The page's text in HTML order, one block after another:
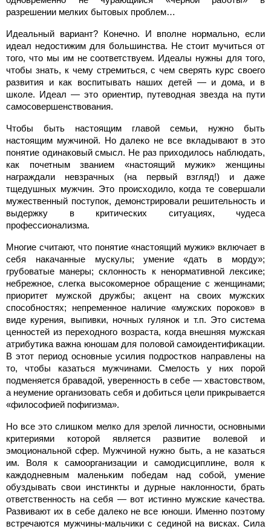
разрешении мелких бытовых проблем…
Идеальный вариант? Конечно. И вполне нормально, если
идеал недостижим для большинства. Не стоит мучиться от
того, что мы им не соответствуем. Идеалы нужны для того,
чтобы знать, к чему стремиться, с чем сверять курс своего
развития и как воспитывать наших детей — и дома, и в
школе. Идеал — это ориентир, путеводная звезда на пути
самосовершенствования.
Чтобы быть настоящим главой семьи, нужно быть
настоящим мужчиной. Но далеко не все вкладывают в это
понятие одинаковый смысл. Не раз приходилось наблюдать,
как почетным званием «настоящий мужик» женщины
награждали невзрачных (на первый взгляд!) и даже
тщедушных мужчин. Это происходило, когда те совершали
мужественный поступок, демонстрировали решительность и
выдержку в критических ситуациях, чудеса
профессионализма.
Многие считают, что понятие «настоящий мужик» включает в
себя накачанные мускулы; умение «дать в морду»;
грубоватые манеры; склонность к ненормативной лексике;
небрежное, слегка высокомерное обращение с женщинами;
приоритет мужской дружбы; акцент на своих мужских
способностях; непременное наличие «мужских пороков» в
виде курения, выпивки, ночных гулянок и т.п. Это система
ценностей из переходного возраста, когда внешняя мужская
атрибутика важна юношам для половой самоидентификации.
В этот период основные усилия подростков направлены на
то, чтобы казаться мужчинами. Смелость у них порой
подменяется бравадой, уверенность в себе — хвастовством,
а неумение организовать себя и добиться цели прикрывается
«философией пофигизма».
Но все это слишком мелко для зрелой личности, основными
критериями которой является развитие волевой и
эмоциональной сфер. Мужчиной нужно быть, а не казаться
им. Воля к самоорганизации и самодисциплине, воля к
каждодневным маленьким победам над собой, умение
обуздывать свои инстинкты и дурные наклонности, брать
ответственность на себя — вот истинно мужские качества.
Развивают их в себе далеко не все юноши. Именно поэтому
встречаются мужчины-мальчики с сединой на висках. Сила